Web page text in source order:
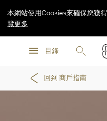
目錄
本網站使用Cookies來確保您獲
覽更多
回到 商戶指南